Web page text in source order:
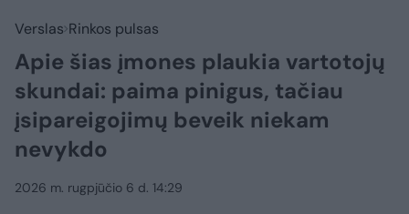
Verslas Rinkos pulsas
Apie šias įmones plaukia vartotojų
skundai: paima pinigus, tačiau
įsipareigojimų beveik niekam
nevykdo
2026 m. rugpjūčio 6 d. 14:29